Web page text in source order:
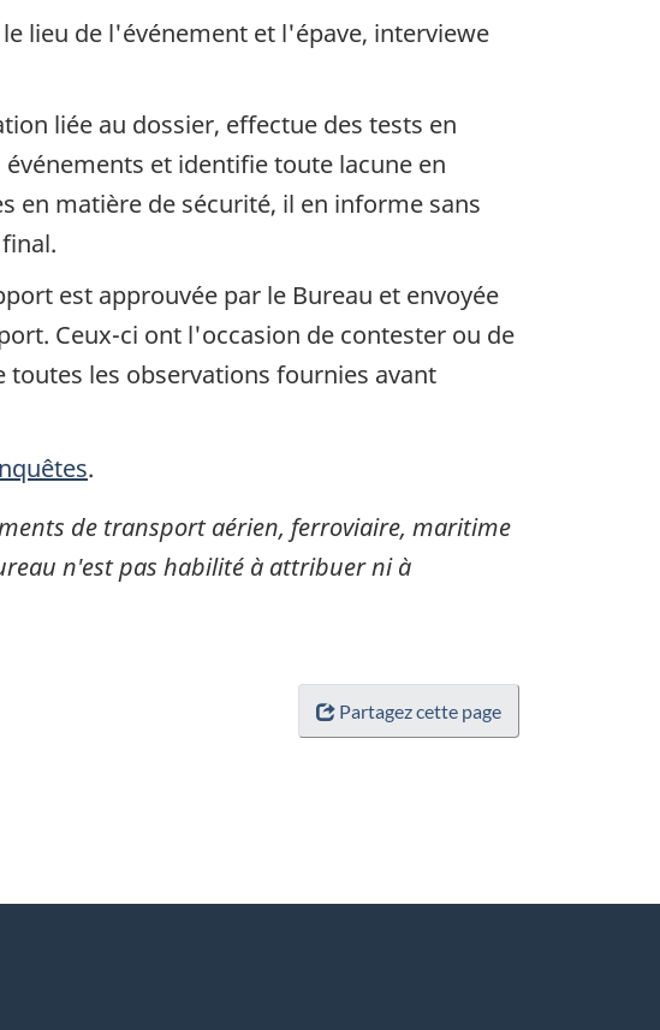
lieu de l'événement et l'épave, interviewe
liée au dossier, effectue des tests en
et identifie toute lacune en
en matière de sécurité, il en informe sans
est approuvée par le Bureau et envoyée
Ceux-ci ont l'occasion de contester ou de
les observations fournies avant
.
de transport aérien, ferroviaire, maritime
n'est pas habilité à attribuer ni à
Partagez cette page